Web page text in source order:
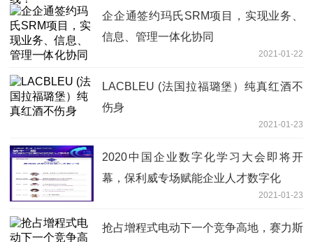
企企通签约玛氏SRM项目，实现业务、
信息、管理一体化协同
2021-01-22
LACBLEU (法国拉福璐堡）纯真红酒不
伤身
2021-01-23
2020中国企业数字化学习大会即将开
幕，保利威专场赋能企业人才数字化
2021-01-23
抢占增程式电动下一个竞争高地，赛力斯